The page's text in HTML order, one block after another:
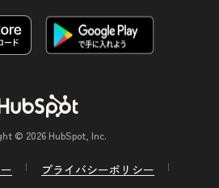
© 2026 HubSpot, Inc.
プライバシーポリシー